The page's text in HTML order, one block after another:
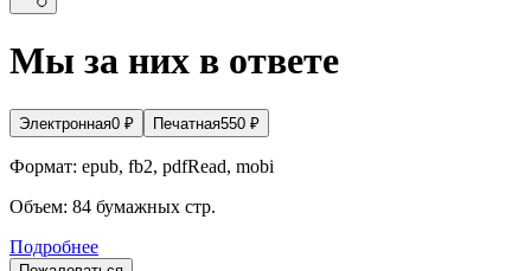
Мы за них в ответе
Электронная0 ₽ Печатная550 ₽
Формат: epub, fb2, pdfRead, mobi
Объем: 84 бумажных стр.
Подробнее